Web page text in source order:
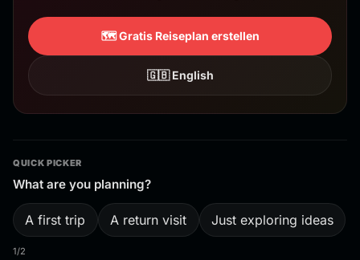
🗺️ Gratis Reiseplan erstellen
🇬🇧 English
QUICK PICKER
What are you planning?
A first trip A return visit Just exploring ideas
1/2